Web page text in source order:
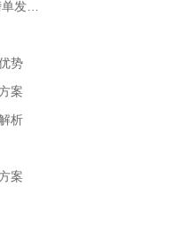
势
案
析
案